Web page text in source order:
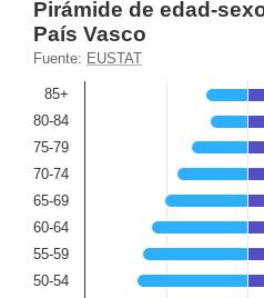
Bar chart with 2 data series.
Fuente: EUSTAT
View as data table,
The chart has 2 X axes
The chart has 1 Y axis
Pirámide de edad-
País Vasco
Fuente: EUSTAT
50-54
55-59
60-64
65-69
70-74
75-79
80-84
85+